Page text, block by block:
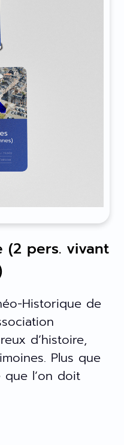
(2 pers. vivant
Historique de
d’histoire,
Plus que
que l’on doit